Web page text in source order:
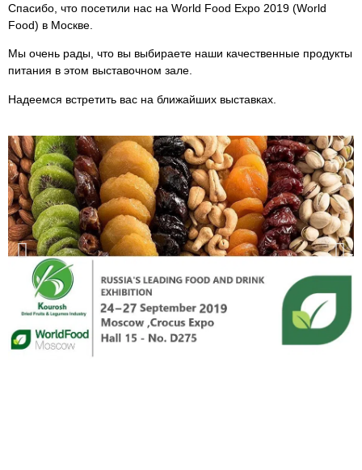
Спасибо, что посетили нас на World Food Expo 2019 (World
Food) в Москве.
Мы очень рады, что вы выбираете наши качественные продукты
питания в этом выставочном зале.
Надеемся встретить вас на ближайших выставках.